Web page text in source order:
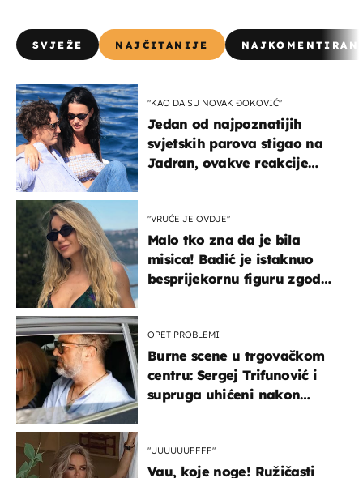
SVJEŽE NAJČITANIJE
"KAO DA SU NOVAK ĐOKOVIĆ"
Jedan od najpoznatijih
svjetskih parova stigao na
Jadran, ovakve reakcije
"VRUĆE JE OVDJE"
Malo tko zna da je bila
misica! Badić je istaknuo
besprijekornu figuru zgodne
OPET PROBLEMI
Burne scene u trgovačkom
centru: Sergej Trifunović i
supruga uhićeni nakon
"UUUUUUFFFF"
Vau, koje noge! Ružičasti